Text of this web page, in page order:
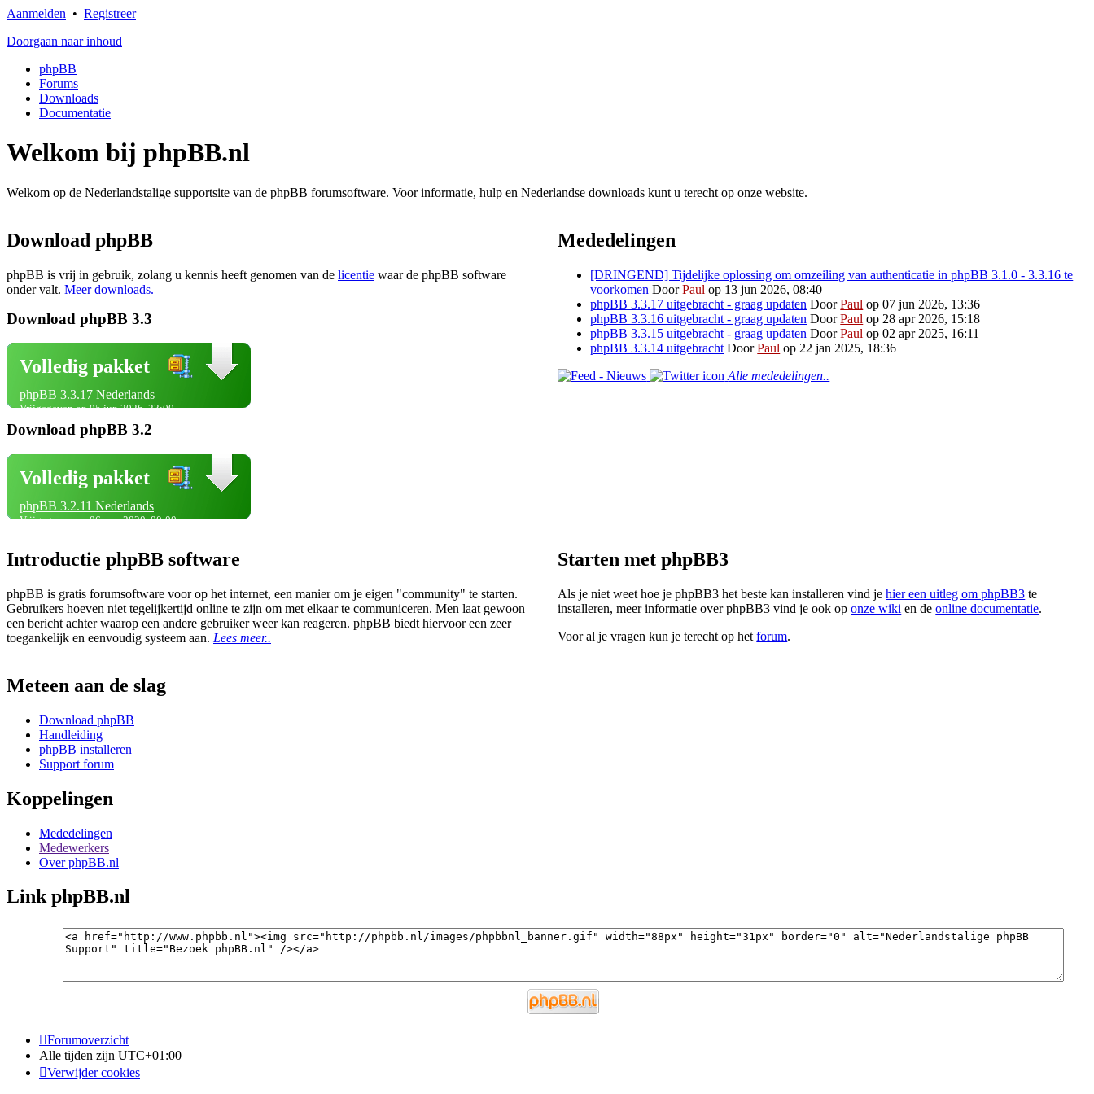
Aanmelden • Registreer
Doorgaan naar inhoud
phpBB
Forums
Downloads
Documentatie
Welkom bij phpBB.nl
Welkom op de Nederlandstalige supportsite van de phpBB forumsoftware. Voor informatie, hulp en Nederlandse downloads kunt u terecht op onze website.
Download phpBB
phpBB is vrij in gebruik, zolang u kennis heeft genomen van de licentie waar de phpBB software
onder valt. Meer downloads.
Download phpBB 3.3
Volledig pakket
phpBB 3.3.17 Nederlands
Vrijgegeven op 05 jun 2026, 23:00
Download phpBB 3.2
Volledig pakket
phpBB 3.2.11 Nederlands
Vrijgegeven op 06 nov 2020, 00:00
Mededelingen
[DRINGEND] Tijdelijke oplossing om omzeiling van authenticatie in phpBB 3.1.0 - 3.3.16 te
voorkomen DoorPaul op 13 jun 2026, 08:40
phpBB 3.3.17 uitgebracht - graag updaten DoorPaul op 07 jun 2026, 13:36
phpBB 3.3.16 uitgebracht - graag updaten DoorPaul op 28 apr 2026, 15:18
phpBB 3.3.15 uitgebracht - graag updaten DoorPaul op 02 apr 2025, 16:11
phpBB 3.3.14 uitgebracht DoorPaul op 22 jan 2025, 18:36
Alle mededelingen..
Introductie phpBB software
phpBB is gratis forumsoftware voor op het internet, een manier om je eigen "community" te starten.
Gebruikers hoeven niet tegelijkertijd online te zijn om met elkaar te communiceren. Men laat gewoon
een bericht achter waarop een andere gebruiker weer kan reageren. phpBB biedt hiervoor een zeer
toegankelijk en eenvoudig systeem aan. Lees meer..
Starten met phpBB3
Als je niet weet hoe je phpBB3 het beste kan installeren vind jehier een uitleg om phpBB3 te
installeren, meer informatie over phpBB3 vind je ook oponze wiki en deonline documentatie.
Voor al je vragen kun je terecht op hetforum.
Meteen aan de slag
Download phpBB
Handleiding
phpBB installeren
Support forum
Koppelingen
Mededelingen
Medewerkers
Over phpBB.nl
Link phpBB.nl
Forumoverzicht
Alle tijden zijn UTC+01:00
Verwijder cookies